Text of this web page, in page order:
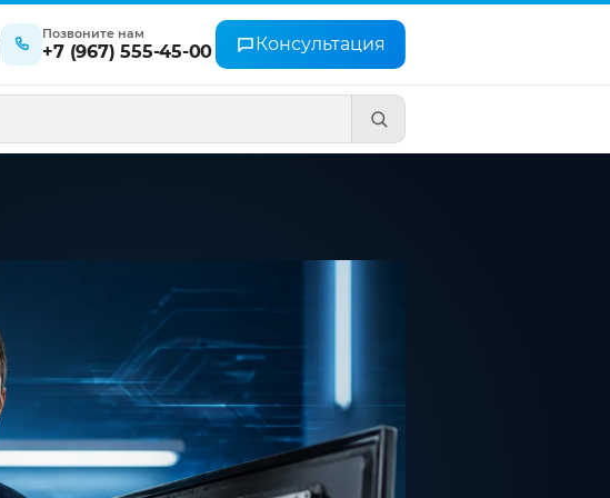
Позвоните нам
+7 (967) 555-45-00 Консультация